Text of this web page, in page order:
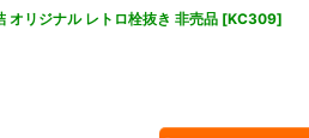
オリジナル レトロ栓抜き 非売品 [KC309]